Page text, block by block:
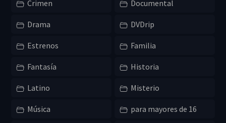
Crimen Documental
Drama DVDrip
Estrenos Familia
Fantasía Historia
Latino Misterio
Música para mayores de 16